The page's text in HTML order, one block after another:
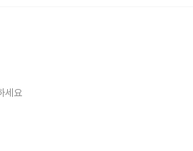
세요